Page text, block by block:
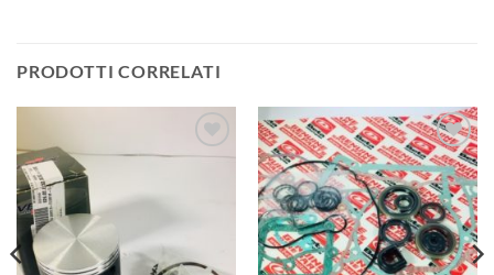
PRODOTTI CORRELATI
Aggiungi
Aggiungi
alla lista
dei
desideri